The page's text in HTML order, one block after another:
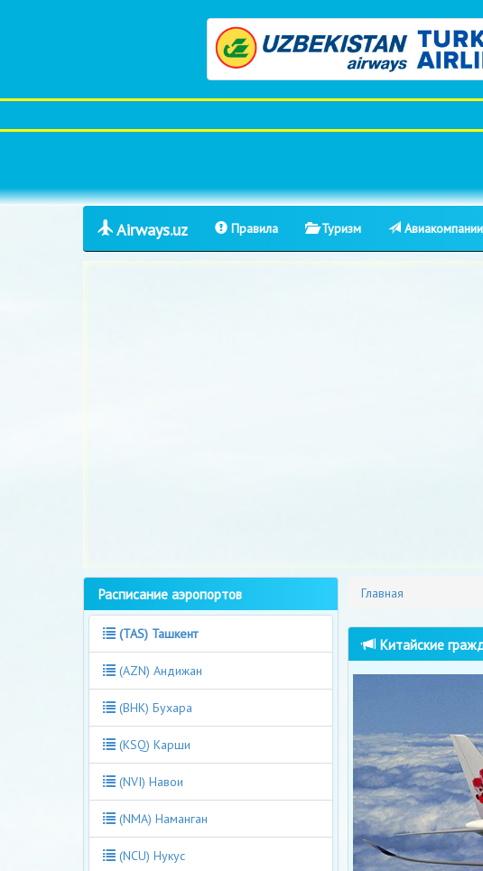
Airways.uz Правила Туризм Авиакомпании
Главная
Китайские
Расписание аэропортов
(TAS) Ташкент
(AZN) Андижан
(BHK) Бухара
(KSQ) Карши
(NVI) Навои
(NMA) Наманган
(NCU) Нукус